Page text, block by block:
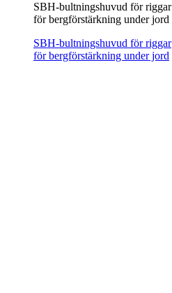
SBH-bultningshuvud för riggar
för bergförstärkning under jord
SBH-bultningshuvud för riggar
för bergförstärkning under jord